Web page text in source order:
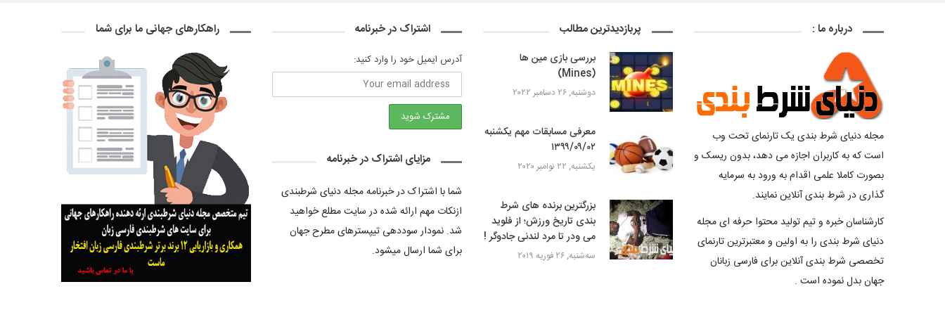
درباره ما :
مجله دنیای شرط بندی یک تارنمای تحت وب
است که به کاربران اجازه می دهد، بدون ریسک و
بصورت کاملا علمی اقدام به ورود به سرمایه
گذاری در شرط بندی آنلاین نمایند.
کارشناسان خبره و تیم تولید محتوا حرفه ای مجله
دنیای شرط بندی را به اولین و معتبرترین تارنمای
تخصصی شرط بندی آنلاین برای فارسی زبانان
جهان بدل نموده است .
پربازدیدترین مطالب
بررسی بازی مین ‌ها
(Mines)
دوشنبه, ۲۶ دسامبر ۲۰۲۲
معرفی مسابقات مهم یکشنبه
۱۳۹۹/۰۹/۰۲
یکشنبه, ۲۲ نوامبر ۲۰۲۰
بزرگترین برنده های شرط
بندی تاریخ ورزش؛ از فلوید
می ودر تا مرد لندنی جادوگر !
سه‌شنبه, ۲۶ فوریه ۲۰۱۹
اشتراک در خبرنامه
آدرس ایمیل خود را وارد کنید:
مزایای اشتراک در خبرنامه
شما با اشتراک در خبرنامه مجله دنیای شرطبندی
ازنکات مهم ارائه شده در سایت مطلع خواهید
شد. نمودار سوددهی تیپسترهای مطرح جهان
برای شما ارسال میشود.
راهکارهای جهانی ما برای شما